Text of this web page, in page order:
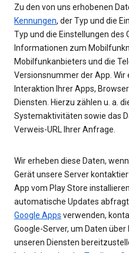
Zu den von uns erhobenen
Kennungen, der Typ und die
Typ und die Einstellungen des
Informationen zum
Mobilfunkanbieters und die
Versionsnummer der App. Wir
Interaktion Ihrer Apps,
Diensten. Hierzu zählen u. a.
Systemaktivitäten sowie das
Verweis-URL Ihrer Anfrage.
Wir erheben diese Daten,
Gerät unsere Server
App vom Play Store
automatische Updates
Google Apps verwenden,
Google-Server, um Daten
unseren Diensten